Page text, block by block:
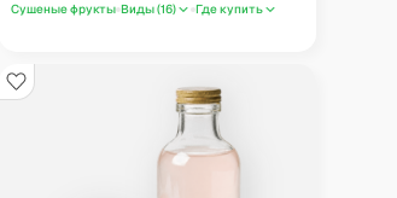
Сушеные фрукты Виды (16) Где купить